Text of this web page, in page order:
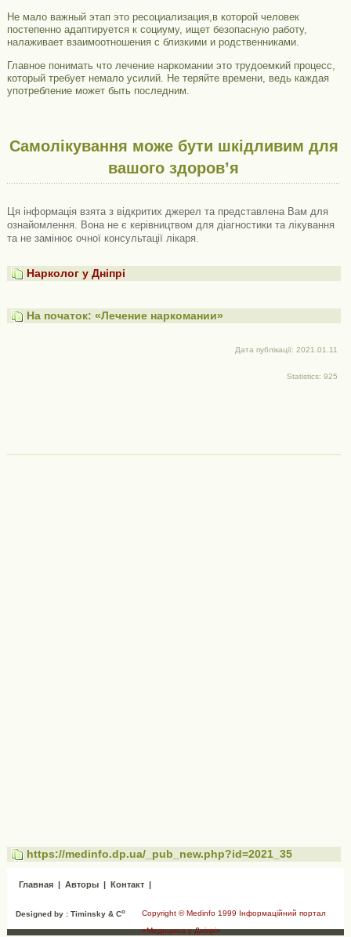
Не мало важный этап это ресоциализация,в которой человек
постепенно адаптируется к социуму, ищет безопасную работу,
налаживает взаимоотношения с близкими и родственниками.
Главное понимать что лечение наркомании это трудоемкий процесс,
который требует немало усилий. Не теряйте времени, ведь каждая
употребление может быть последним.
Самолікування може бути шкідливим для
вашого здоров’я
Ця інформація взята з відкритих джерел та представлена ​​Вам для
ознайомлення. Вона не є керівництвом для діагностики та лікування
та не замінює очної консультації лікаря.
Нарколог у Дніпрі
На початок: «Лечение наркомании»
Дата публікації: 2021.01.11
Statistics: 925
https://medinfo.dp.ua/_pub_new.php?id=2021_35
Главная | Авторы | Контакт |
Copyright © Medinfo 1999 Інформаційний портал
«Медицина у Дніпрі»
Designed by : Timinsky & Co